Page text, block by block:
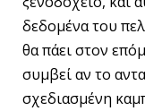
δεδομένα του
θα πάει στον
συμβεί αν το
σχεδιασμένη